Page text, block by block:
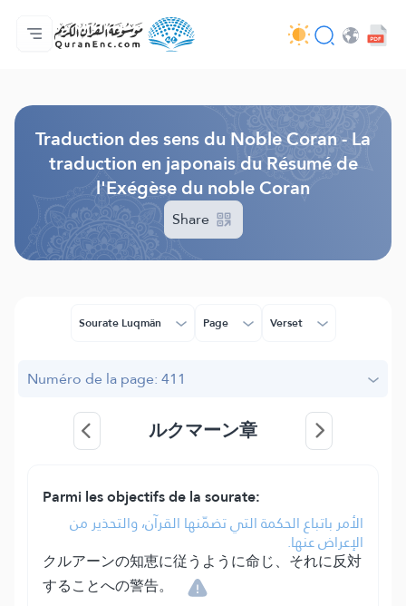
Accueil
Index des traductions
Audio
Services des développeurs du site - API
Autour du projet
Nous contacter
Langue
Traduction des sens du Noble Coran - La
traduction en japonais du Résumé de
l'Exégèse du noble Coran
Share
Sourate Luqmân Page Verset
Numéro de la page: 411
ルクマーン章
Parmi les objectifs de la sourate:
الأمر باتباع الحكمة التي تضمّنها القرآن، والتحذير من
الإعراض عنها.
クルアーンの知恵に従うように命じ、それに反対
することへの警告。